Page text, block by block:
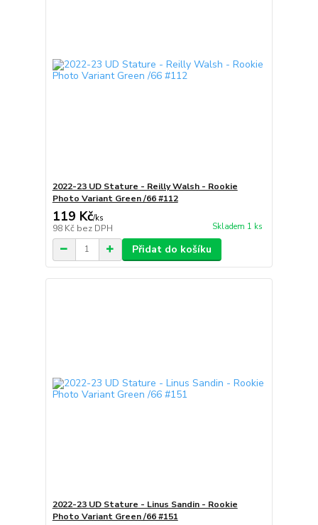
2022-23 UD Stature - Reilly Walsh - Rookie
Photo Variant Green /66 #112
119 Kč/ks
98 Kč bez DPH Skladem 1 ks
Přidat do košíku
2022-23 UD Stature - Linus Sandin - Rookie
Photo Variant Green /66 #151